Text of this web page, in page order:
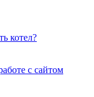
котел?
с сайтом